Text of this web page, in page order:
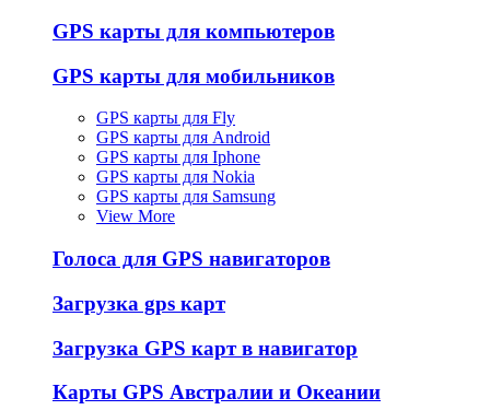
GPS карты для компьютеров
GPS карты для мобильников
GPS карты для Fly
GPS карты для Android
GPS карты для Iphone
GPS карты для Nokia
GPS карты для Samsung
View More
Голоса для GPS навигаторов
Загрузка gps карт
Загрузка GPS карт в навигатор
Карты GPS Австралии и Океании